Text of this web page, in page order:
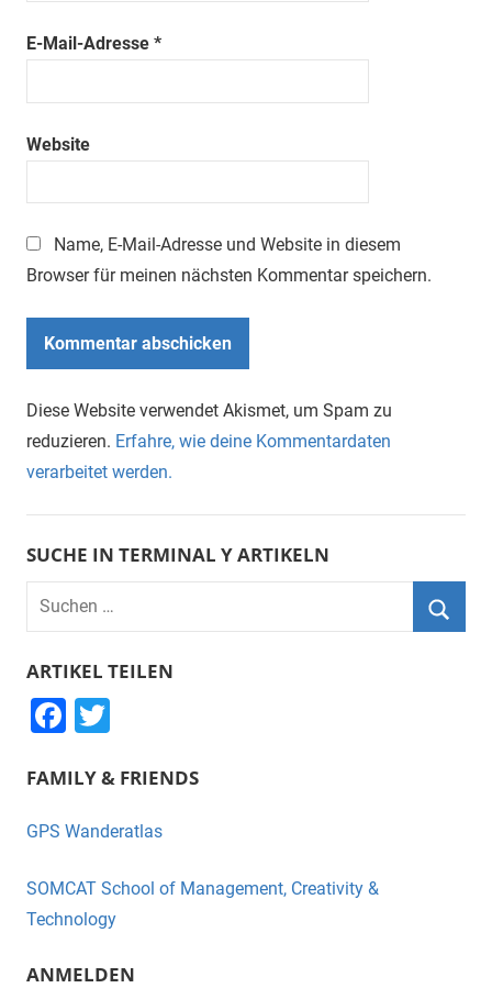
E-Mail-Adresse *
Website
Name, E-Mail-Adresse und Website in diesem
Browser für meinen nächsten Kommentar speichern.
Diese Website verwendet Akismet, um Spam zu
reduzieren. Erfahre, wie deine Kommentardaten
verarbeitet werden.
SUCHE IN TERMINAL Y ARTIKELN
Suchen
nach:
ARTIKEL TEILEN
F
c
e
o
o
k
tt
er
FAMILY & FRIENDS
GPS Wanderatlas
SOMCAT School of Management, Creativity &
Technology
ANMELDEN